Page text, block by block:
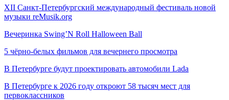
XII Санкт-Петербургский международный фестиваль новой
музыки reMusik.org
Вечеринка Swing’N Roll Halloween Ball
5 чёрно-белых фильмов для вечернего просмотра
В Петербурге будут проектировать автомобили Lada
В Петербурге к 2026 году откроют 58 тысяч мест для
первоклассников